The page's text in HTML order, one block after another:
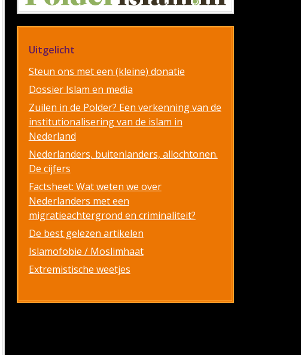
Uitgelicht
Steun ons met een (kleine) donatie
Dossier Islam en media
Zuilen in de Polder? Een verkenning van de
institutionalisering van de islam in
Nederland
Nederlanders, buitenlanders, allochtonen.
De cijfers
Factsheet: Wat weten we over
Nederlanders met een
migratieachtergrond en criminaliteit?
De best gelezen artikelen
Islamofobie / Moslimhaat
Extremistische weetjes